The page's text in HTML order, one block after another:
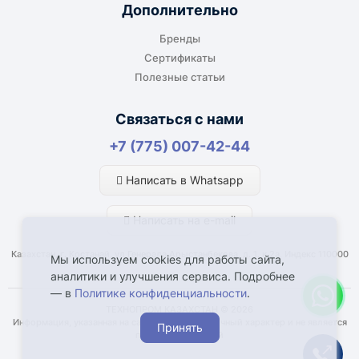
габаритов груза.
Для крупногабаритных, тяжёлых или
рассчитывается отдельно. По согласованию
Что влияет на срок доставки
Наличие товара у поставщика или
Дополнительно
Бренды
Сертификаты
Полезные статьи
Связаться с нами
+7 (775) 007-42-44
Написать в Whatsapp
Написать на e-mail
Казахстан, г. Костанай, ул Генерала Арыстанбекова, д. 1, к.2а, Индекс 110000
Информация, указанная на сайте, имеет справочный характер и не является
публичной офертой
Мы используем cookies для работы сайта,
аналитики и улучшения сервиса. Подробнее
— в Политике конфиденциальности.
Принять